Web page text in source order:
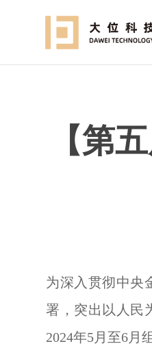
【第
为深入贯彻中央
署，突出以人民
2024年5月至6月